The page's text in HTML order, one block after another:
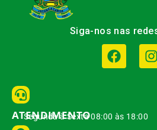
Siga-nos nas
ATENDIMENTO
Segunda à Sexta 08:00 às 18:00